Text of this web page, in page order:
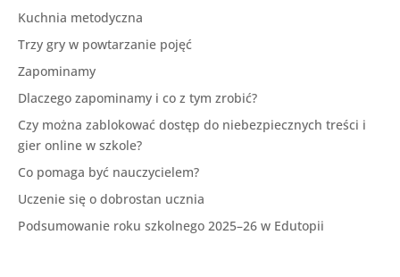
Kuchnia metodyczna
Trzy gry w powtarzanie pojęć
Zapominamy
Dlaczego zapominamy i co z tym zrobić?
Czy można zablokować dostęp do niebezpiecznych treści i
gier online w szkole?
Co pomaga być nauczycielem?
Uczenie się o dobrostan ucznia
Podsumowanie roku szkolnego 2025–26 w Edutopii